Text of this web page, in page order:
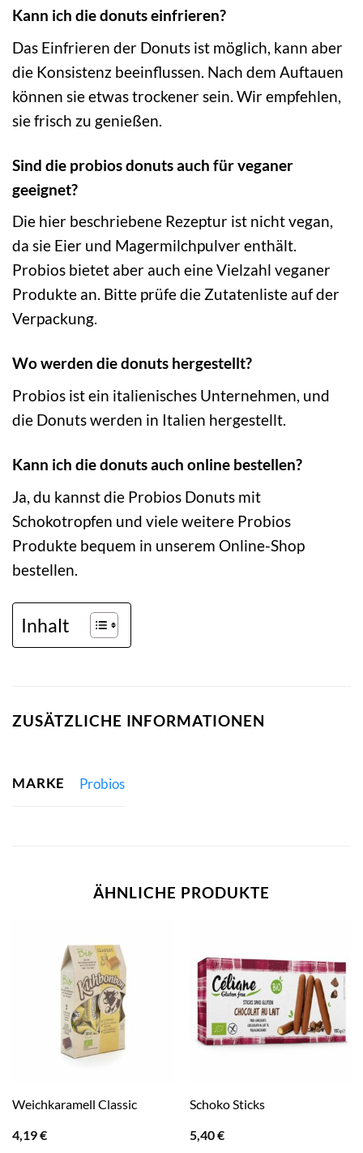
Kann ich die donuts einfrieren?
Das Einfrieren der Donuts ist möglich, kann aber
die Konsistenz beeinflussen. Nach dem Auftauen
können sie etwas trockener sein. Wir empfehlen,
sie frisch zu genießen.
Sind die probios donuts auch für veganer
geeignet?
Die hier beschriebene Rezeptur ist nicht vegan,
da sie Eier und Magermilchpulver enthält.
Probios bietet aber auch eine Vielzahl veganer
Produkte an. Bitte prüfe die Zutatenliste auf der
Verpackung.
Wo werden die donuts hergestellt?
Probios ist ein italienisches Unternehmen, und
die Donuts werden in Italien hergestellt.
Kann ich die donuts auch online bestellen?
Ja, du kannst die Probios Donuts mit
Schokotropfen und viele weitere Probios
Produkte bequem in unserem Online-Shop
bestellen.
Inhalt
ZUSÄTZLICHE INFORMATIONEN
MARKE Probios
ÄHNLICHE PRODUKTE
Weichkaramell Classic
4,19€
Schoko Sticks
5,40€